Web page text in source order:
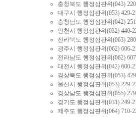
충청북도 행정심판위(043)
대구시 행정심판위(053) 429-
충청남도 행정심판위(042)
인천시 행정심판위(032) 440-
전라북도 행정심판위(063)
광주시 행정심판위(062) 606-
전라남도 행정심판위(062)
대전시 행정심판위(042) 600-
경상북도 행정심판위(053)
울산시 행정심판위(053) 229-
경상남도 행정심판위(055)
경기도 행정심판위(031) 249-
제주도 행정심판위(064) 710-